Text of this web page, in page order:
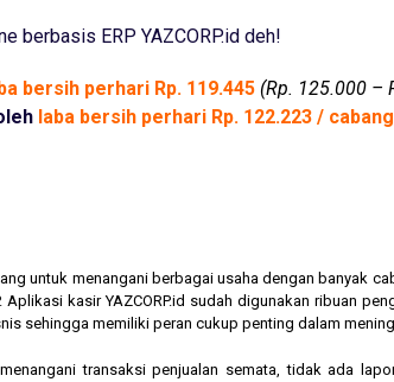
berbasis ERP YAZCORP.id deh!
bersih perhari Rp. 119.445 (Rp. 125.000 –
laba bersih perhari Rp. 122.223 / cabang
untuk menangani berbagai usaha dengan banyak
kasir YAZCORP.id sudah digunakan ribuan
sehingga memiliki peran cukup penting dalam
transaksi penjualan semata, tidak ada